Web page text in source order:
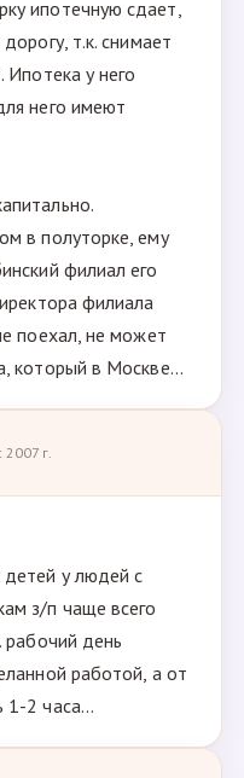
ипотечную сдает,
т.к. снимает
у него
него имеют
в полуторке, ему
филиал его
филиала
поехал, не может
который в Москве...
г.
у людей с
з/п чаще всего
рабочий день
работой, а от
2 часа...